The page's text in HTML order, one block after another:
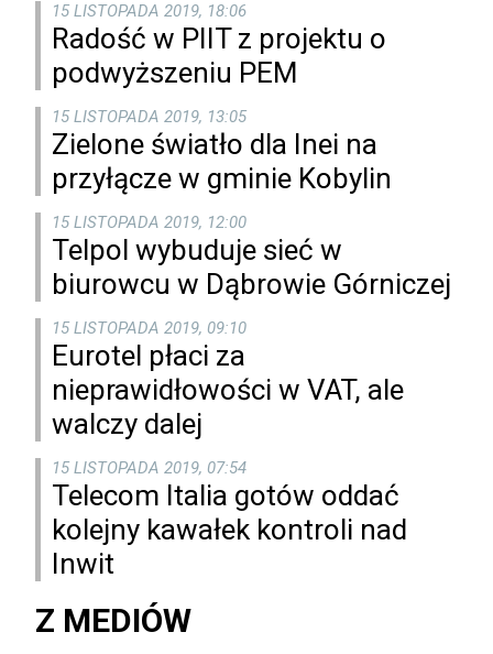
15 LISTOPADA 2019, 18:06
Radość w PIIT z projektu o
podwyższeniu PEM
15 LISTOPADA 2019, 13:05
Zielone światło dla Inei na
przyłącze w gminie Kobylin
15 LISTOPADA 2019, 12:00
Telpol wybuduje sieć w
biurowcu w Dąbrowie Górniczej
15 LISTOPADA 2019, 09:10
Eurotel płaci za
nieprawidłowości w VAT, ale
walczy dalej
15 LISTOPADA 2019, 07:54
Telecom Italia gotów oddać
kolejny kawałek kontroli nad
Inwit
Z MEDIÓW